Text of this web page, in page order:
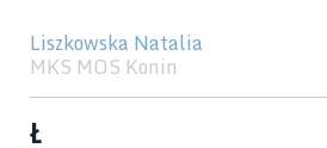
Liszkowska Natalia
MKS MOS Konin
Ł